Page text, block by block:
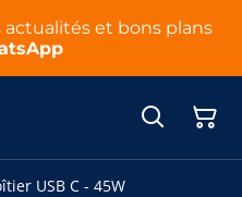
et bons plans
USB C - 45W